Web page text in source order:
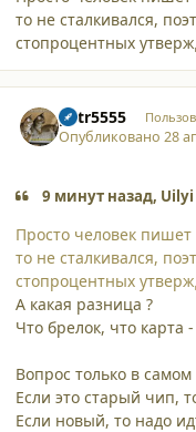
то не сталкивался,
стопроцентных
petr5555
Опубликовано28
9 минут назад, Uilyi
Просто человек пишет
то не сталкивался,
стопроцентных
А какая разница ?
Что брелок, что карта
Вопрос только в
Если это старый чип,
Если новый, то надо